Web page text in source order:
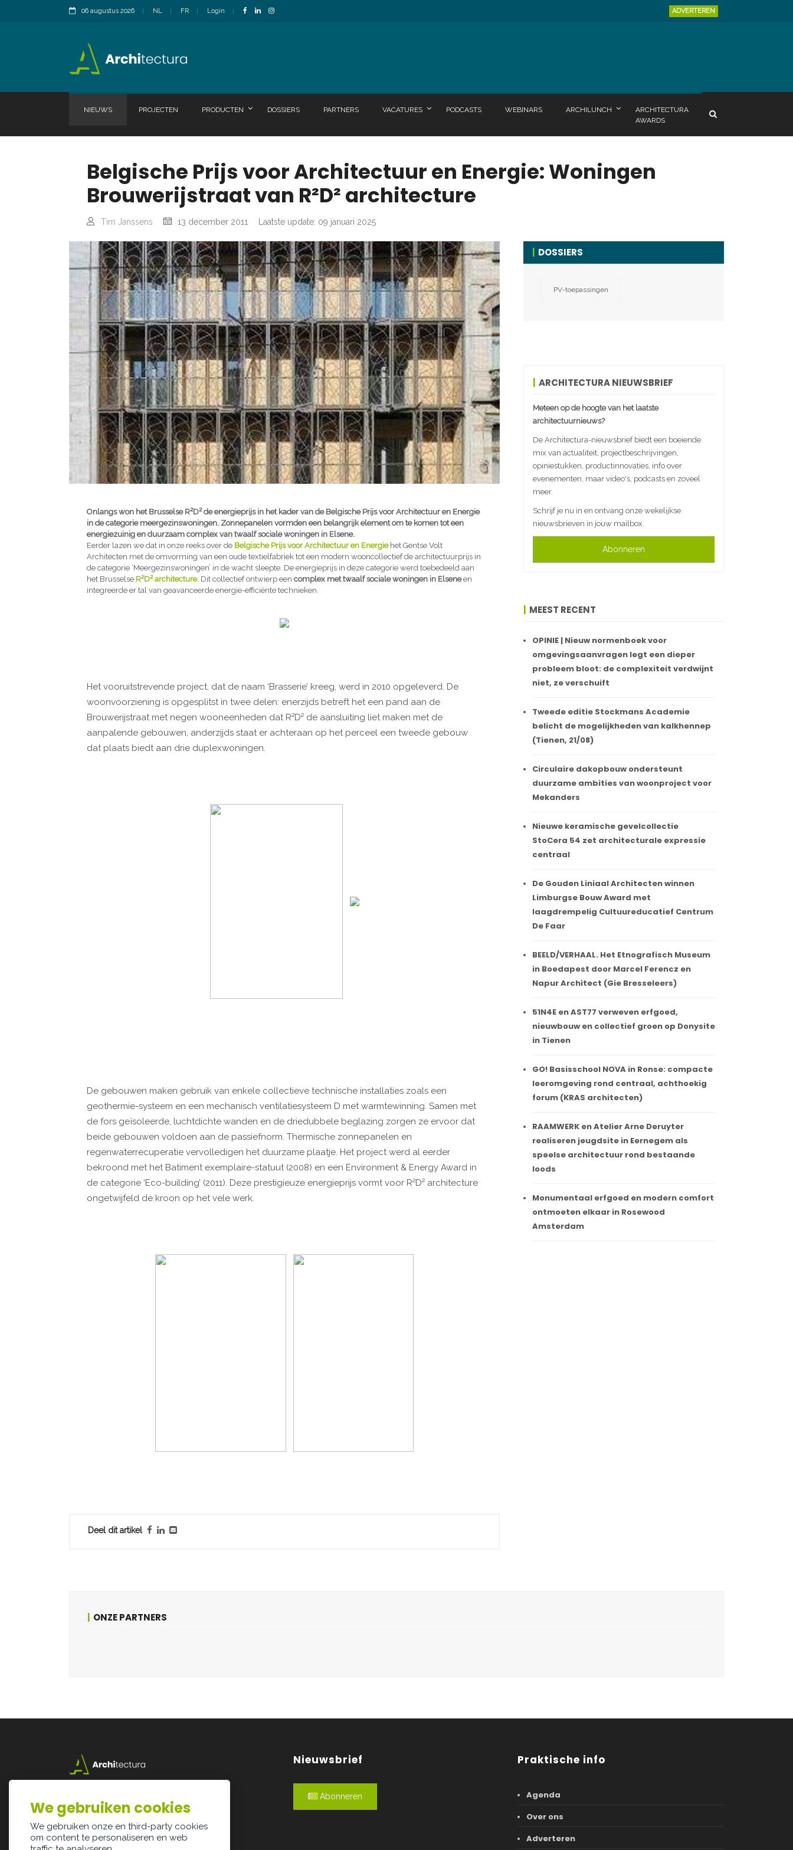
06 augustus 2026 NL FR Login ADVERTEREN
NIEUWS PROJECTEN PRODUCTEN DOSSIERS PARTNERS VACATURES PODCASTS WEBINARS ARCHILUNCH
ARCHITECTURA
AWARDS
Belgische Prijs voor Architectuur en Energie: Woningen
Brouwerijstraat van R²D² architecture
Tim Janssens 13 december 2011 Laatste update: 09 januari 2025
Onlangs won het Brusselse R²D² de energieprijs in het kader van de Belgische Prijs voor Architectuur en Energie
in de categorie meergezinswoningen. Zonnepanelen vormden een belangrijk element om te komen tot een
energiezuinig en duurzaam complex van twaalf sociale woningen in Elsene.
Eerder lazen we dat in onze reeks over de Belgische Prijs voor Architectuur en Energiehet Gentse Volt
Architecten met de omvorming van een oude textielfabriek tot een modern wooncollectief de architectuurprijs in
de categorie ‘Meergezinswoningen’ in de wacht sleepte. De energieprijs in deze categorie werd toebedeeld aan
het Brusselse R²D² architecture. Dit collectief ontwierp een complex met twaalf sociale woningen in Elseneen
integreerde er tal van geavanceerde energie-efficiënte technieken.
Het vooruitstrevende project, dat de naam ‘Brasserie’ kreeg, werd in 2010 opgeleverd. De
woonvoorziening is opgesplitst in twee delen: enerzijds betreft het een pand aan de
Brouwerijstraat met negen wooneenheden dat R²D² de aansluiting liet maken met de
aanpalende gebouwen, anderzijds staat er achteraan op het perceel een tweede gebouw
dat plaats biedt aan drie duplexwoningen.
De gebouwen maken gebruik van enkele collectieve technische installaties zoals een
geothermie-systeem en een mechanisch ventilatiesysteem D met warmtewinning. Samen met
de fors geïsoleerde, luchtdichte wanden en de driedubbele beglazing zorgen ze ervoor dat
beide gebouwen voldoen aan de passiefnorm. Thermische zonnepanelen en
regenwaterrecuperatie vervolledigen het duurzame plaatje. Het project werd al eerder
bekroond met het Batiment exemplaire-statuut (2008) en een Environment & Energy Award in
de categorie ‘Eco-building’ (2011). Deze prestigieuze energieprijs vormt voor R²D² architecture
ongetwijfeld de kroon op het vele werk.
Deel dit artikel
DOSSIERS
PV-toepassingen
ARCHITECTURA NIEUWSBRIEF
Meteen op de hoogte van het laatste
architectuurnieuws?
De Architectura-nieuwsbrief biedt een boeiende
mix van actualiteit, projectbeschrijvingen,
opiniestukken, productinnovaties, info over
evenementen, maar video's, podcasts en zoveel
meer.
Schrijf je nu in en ontvang onze wekelijkse
nieuwsbrieven in jouw mailbox.
Abonneren
MEEST RECENT
OPINIE | Nieuw normenboek voor
omgevingsaanvragen legt een dieper
probleem bloot: de complexiteit verdwijnt
niet, ze verschuift
Tweede editie Stockmans Academie
belicht de mogelijkheden van kalkhennep
(Tienen, 21/08)
Circulaire dakopbouw ondersteunt
duurzame ambities van woonproject voor
Mekanders
Nieuwe keramische gevelcollectie
StoCera 54 zet architecturale expressie
centraal
De Gouden Liniaal Architecten winnen
Limburgse Bouw Award met
laagdrempelig Cultuureducatief Centrum
De Faar
BEELD/VERHAAL. Het Etnografisch Museum
in Boedapest door Marcel Ferencz en
Napur Architect (Gie Bresseleers)
51N4E en AST77 verweven erfgoed,
nieuwbouw en collectief groen op Donysite
in Tienen
GO! Basisschool NOVA in Ronse: compacte
leeromgeving rond centraal, achthoekig
forum (KRAS architecten)
RAAMWERK en Atelier Arne Deruyter
realiseren jeugdsite in Eernegem als
speelse architectuur rond bestaande
loods
Monumentaal erfgoed en modern comfort
ontmoeten elkaar in Rosewood
Amsterdam
ONZE PARTNERS
3500 Hasselt
info@architectura.be
Nieuwsbrief
Abonneren
Praktische info
Agenda
Over ons
Adverteren
We gebruiken cookies
We gebruiken onze en third-party cookies
om content te personaliseren en web